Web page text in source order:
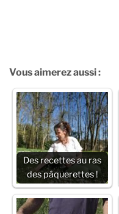
Vous aimerez aussi :
Des recettes au ras
des pâquerettes !